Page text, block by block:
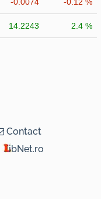
14.2243 2.4 %
Contact
ibNet.ro